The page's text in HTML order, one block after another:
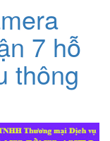
7 hỗ
thông